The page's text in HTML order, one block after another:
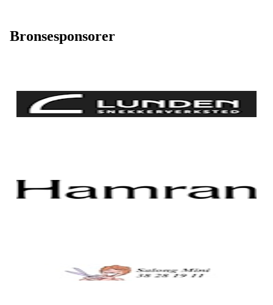
Bronsesponsorer